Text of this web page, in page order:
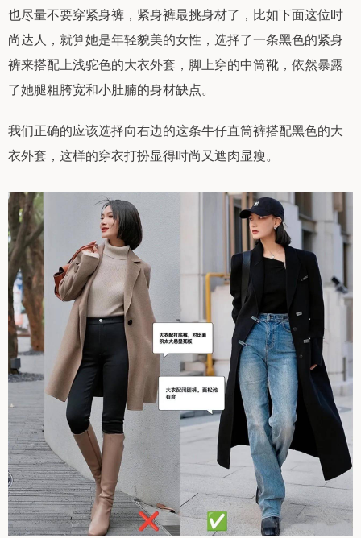
也尽量不要穿紧身裤，紧身裤最挑身材了，比如下面这位时
尚达人，就算她是年轻貌美的女性，选择了一条黑色的紧身
裤来搭配上浅驼色的大衣外套，脚上穿的中筒靴，依然暴露
了她腿粗胯宽和小肚腩的身材缺点。
我们正确的应该选择向右边的这条牛仔直筒裤搭配黑色的大
衣外套，这样的穿衣打扮显得时尚又遮肉显瘦。